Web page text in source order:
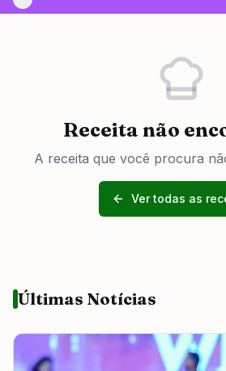
Receita não
A receita que você procura
Ver todas as
Últimas Notícias